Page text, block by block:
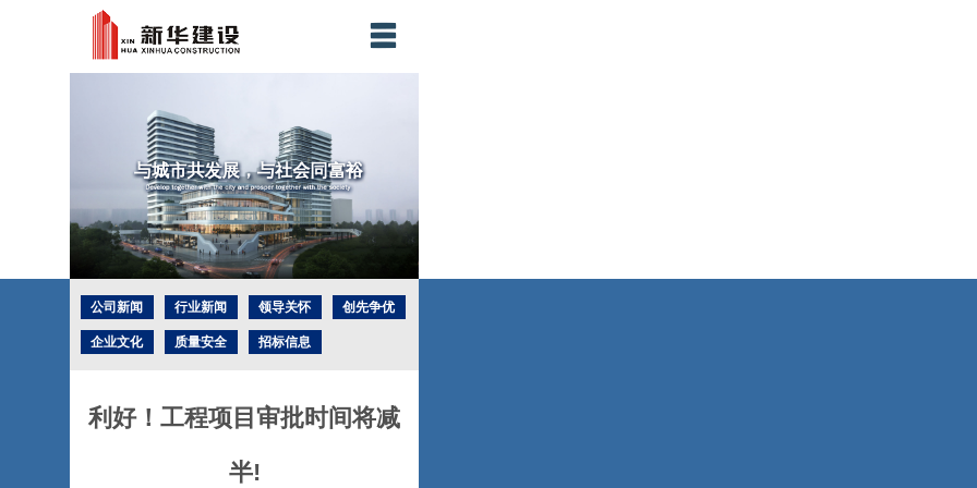
公司新闻 行业新闻 领导关怀 创先争优
企业文化 质量安全 招标信息
利好！工程项目审批时间将减
半!